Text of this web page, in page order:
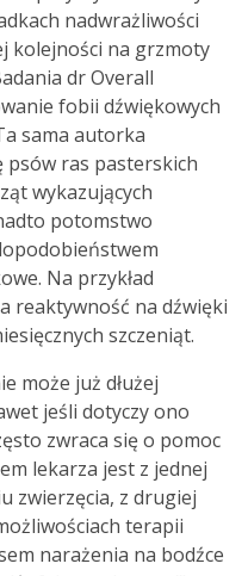
nadwrażliwości
kolejności na grzmoty
dr Overall
fobii dźwiękowych
sama autorka
psów ras pasterskich
wykazujących
potomstwo
Na przykład
reaktywność na dźwięki
szczeniąt.
może już dłużej
jeśli dotyczy ono
zwraca się o pomoc
lekarza jest z jednej
zwierzęcia, z drugiej
terapii
narażenia na bodźce